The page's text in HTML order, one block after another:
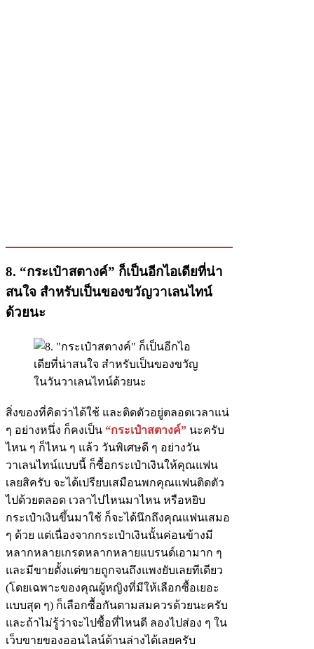
8. “กระเป๋าสตางค์” ก็เป็นอีกไอเดียที่น่า
สนใจ สำหรับเป็นของขวัญวาเลนไทน์
ด้วยนะ
สิ่งของที่คิดว่าได้ใช้ และติดตัวอยู่ตลอดเวลาแน่
ๆ อย่างหนึ่ง ก็คงเป็น “กระเป๋าสตางค์” นะครับ
ไหน ๆ ก็ไหน ๆ แล้ว วันพิเศษดี ๆ อย่างวัน
วาเลนไทน์แบบนี้ ก็ซื้อกระเป๋าเงินให้คุณแฟน
เลยสิครับ จะได้เปรียบเสมือนพกคุณแฟนติดตัว
ไปด้วยตลอด เวลาไปไหนมาไหน หรือหยิบ
กระเป๋าเงินขึ้นมาใช้ ก็จะได้นึกถึงคุณแฟนเสมอ
ๆ ด้วย แต่เนื่องจากกระเป๋าเงินนั้นค่อนข้างมี
หลากหลายเกรดหลากหลายแบรนด์เอามาก ๆ
และมีขายตั้งแต่ขายถูกจนถึงแพงยับเลยทีเดียว
(โดยเฉพาะของคุณผู้หญิงที่มีให้เลือกซื้อเยอะ
แบบสุด ๆ) ก็เลือกซื้อกันตามสมควรด้วยนะครับ
และถ้าไม่รู้ว่าจะไปซื้อที่ไหนดี ลองไปส่อง ๆ ใน
เว็บขายของออนไลน์ด้านล่างได้เลยครับ